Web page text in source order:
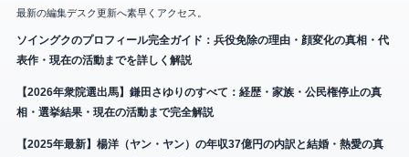
最新の編集デスク更新へ素早くアクセス。
ソイングクのプロフィール完全ガイド：兵役免除の理由・顔変化の真相・代
表作・現在の活動までを詳しく解説
【2026年衆院選出馬】鎌田さゆりのすべて：経歴・家族・公民権停止の真
相・選挙結果・現在の活動まで完全解説
【2025年最新】楊洋（ヤン・ヤン）の年収37億円の内訳と結婚・熱愛の真